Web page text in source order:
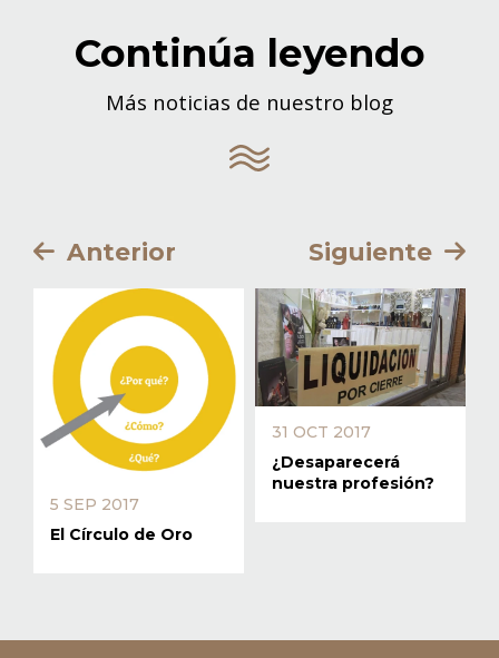
Continúa leyendo
Más noticias de nuestro blog
Anterior
5 SEP 2017
El Círculo de Oro
Siguiente
31 OCT 2017
¿Desaparecerá
nuestra profesión?